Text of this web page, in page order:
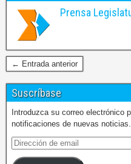
Prensa
← Entrada anterior
Suscríbase
Introduzca su correo electrónico
notificaciones de nuevas noticias.